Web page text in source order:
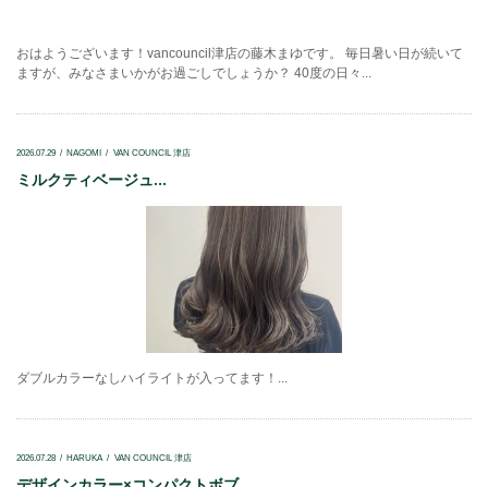
おはようございます！vancouncil津店の藤木まゆです。 毎日暑い日が続いて
ますが、みなさまいかがお過ごしでしょうか？ 40度の日々...
2026.07.29 NAGOMI VAN COUNCIL 津店
ミルクティベージュ...
ダブルカラーなしハイライトが入ってます！...
2026.07.28 HARUKA VAN COUNCIL 津店